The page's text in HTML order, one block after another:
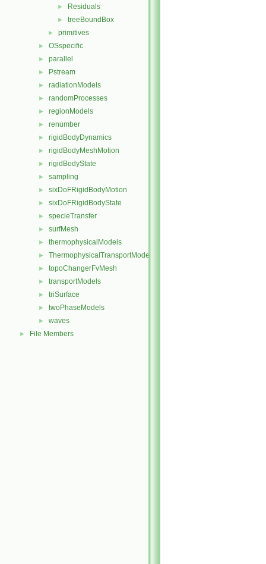
► Residuals
► treeBoundBox
► primitives
► OSspecific
► parallel
► Pstream
► radiationModels
► randomProcesses
► regionModels
► renumber
► rigidBodyDynamics
► rigidBodyMeshMotion
► rigidBodyState
► sampling
► sixDoFRigidBodyMotion
► sixDoFRigidBodyState
► specieTransfer
► surfMesh
► thermophysicalModels
► ThermophysicalTransportModels
► topoChangerFvMesh
► transportModels
► triSurface
► twoPhaseModels
► waves
► File Members